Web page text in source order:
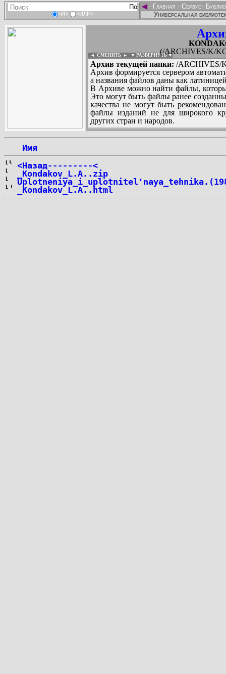
«И» «ИЛИ»
◄- Главная - Сервис-
Универсальная
(/ARCHIVES/K/
◄ СМЕНИТЬ ► ▼ РАЗВЕРНУТЬ ▼
Архив текущей папки: /ARCHIVES/
Архив формируется сервером
а названия файлов даны как
В Архиве можно найти файлы,
Это могут быть файлы ранее
качества не могут быть
файлы изданий не для широкого
других стран и народов.
Имя
<Назад---------<
_Kondakov_L.A..zip
_Kondakov_L.A..html